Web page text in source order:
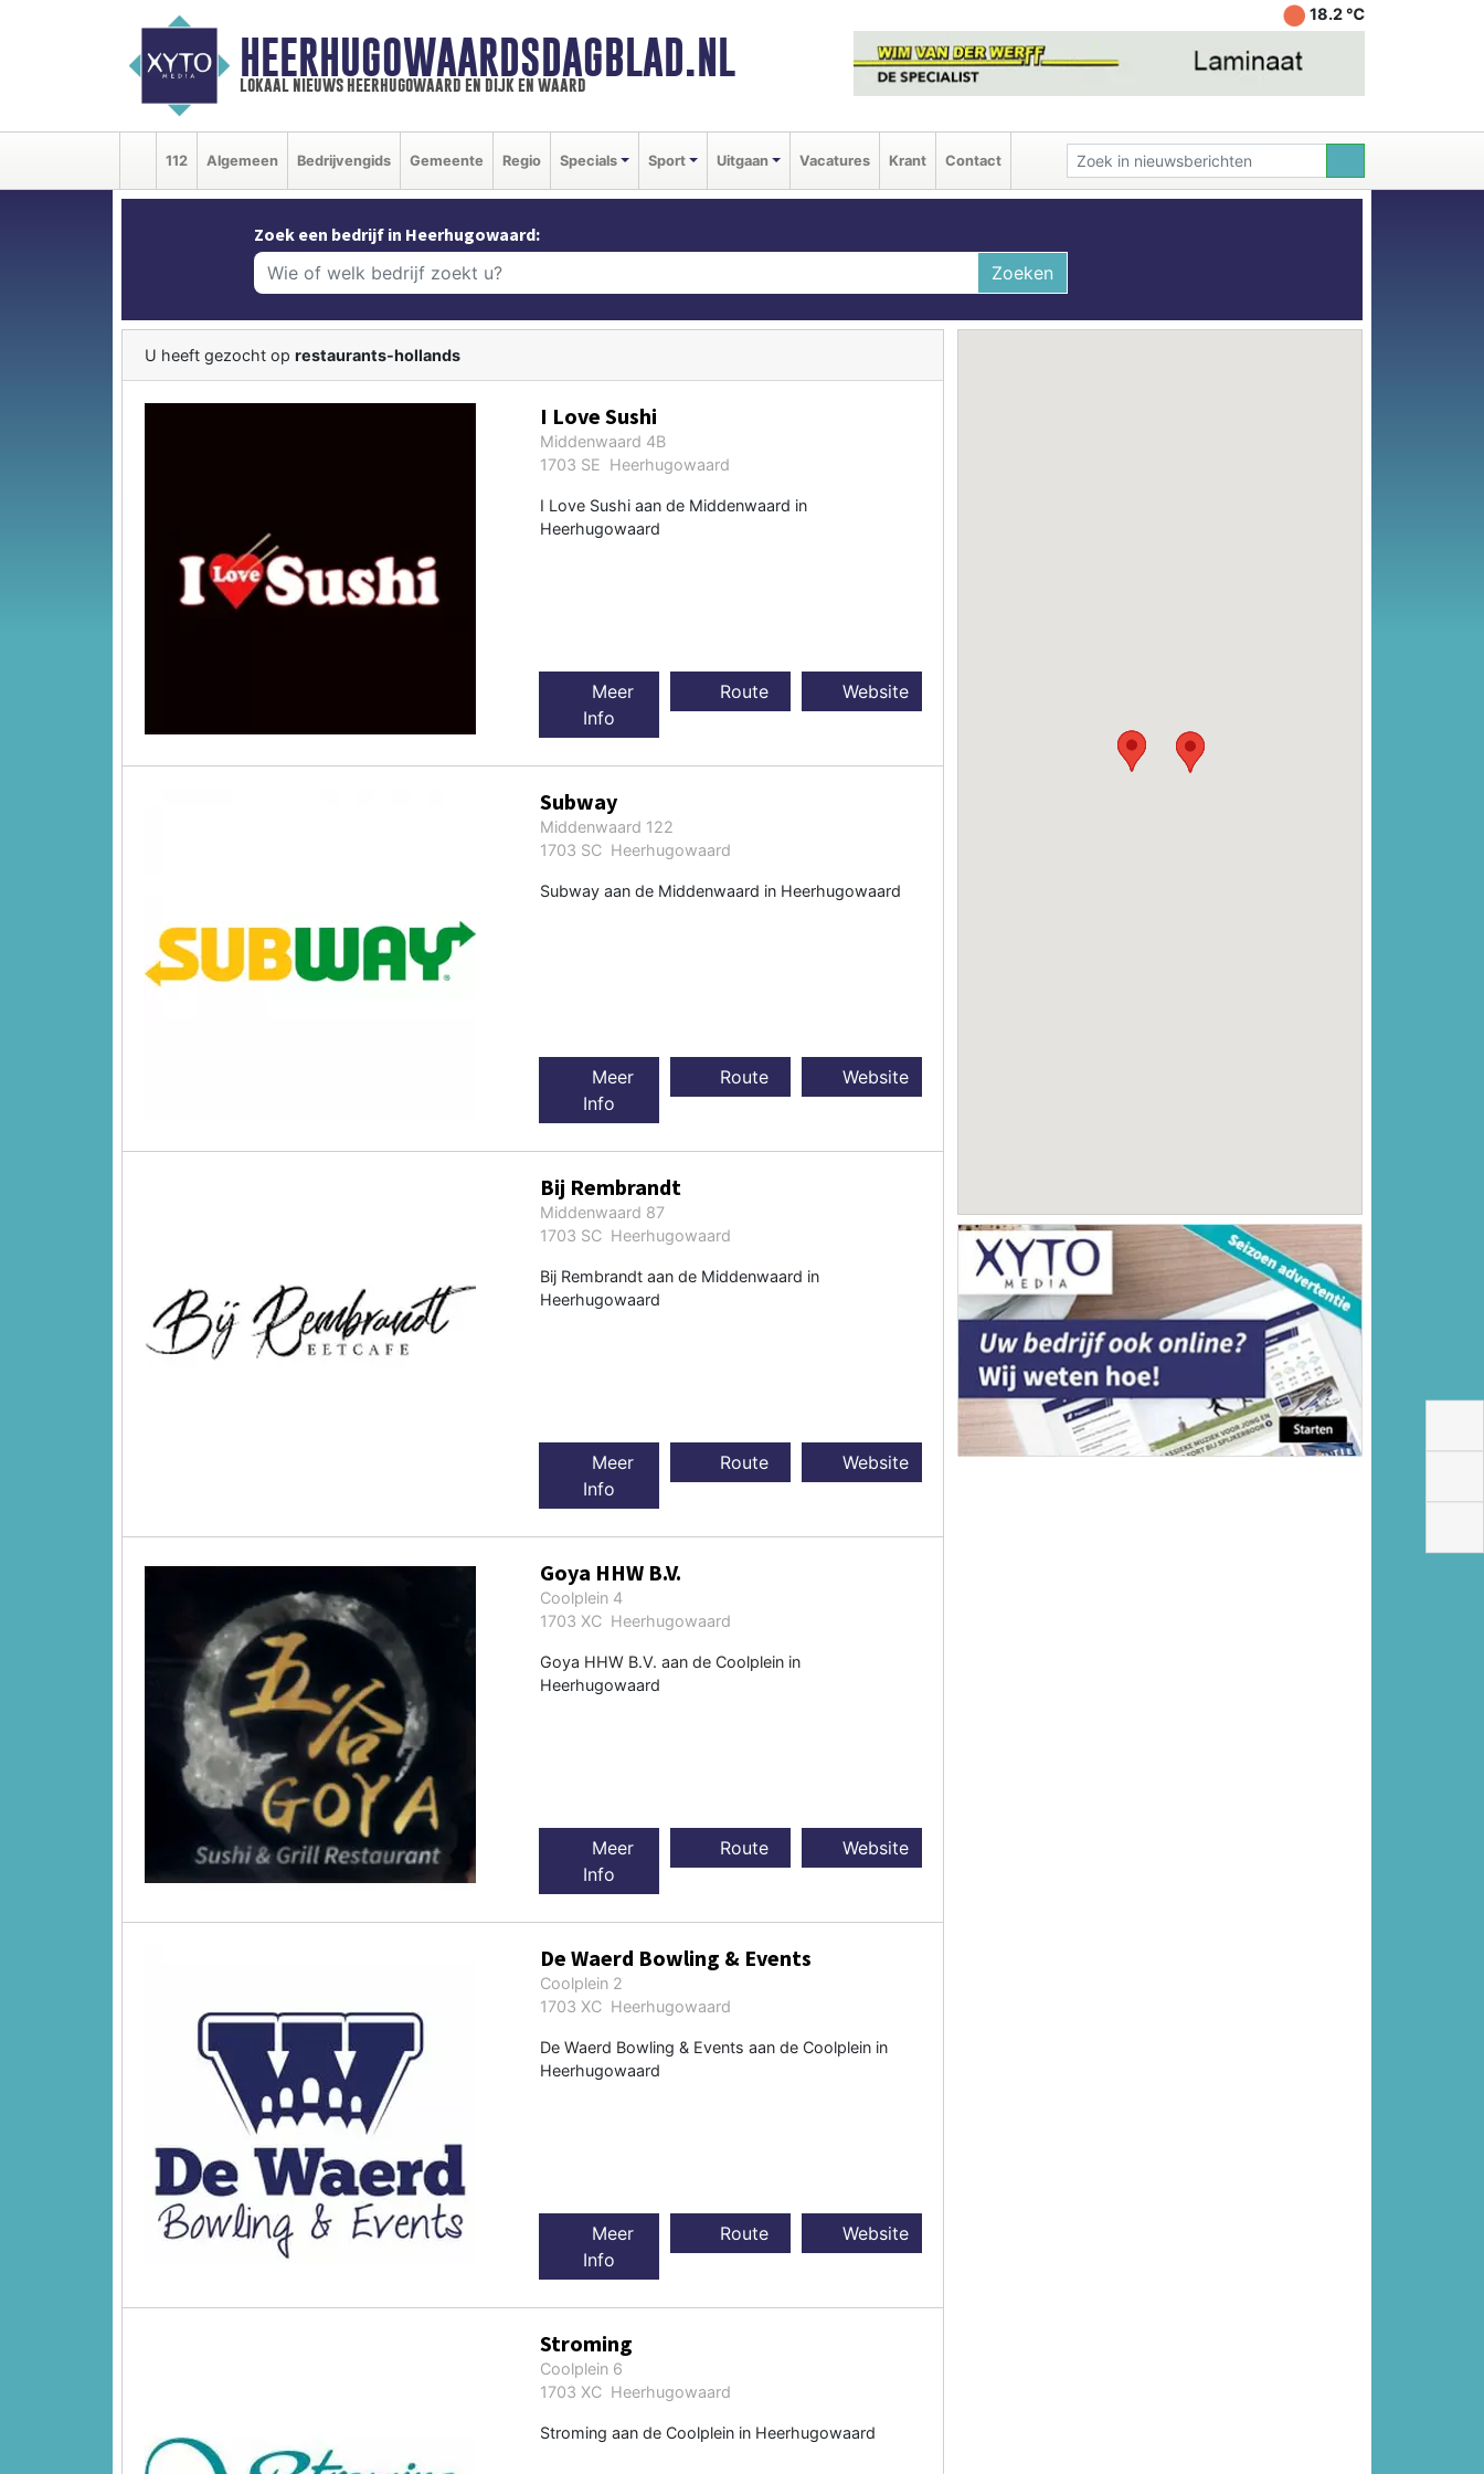
HEERHUGOWAARDSDAGBLAD.NL
lokaal nieuws heerhugowaard en dijk en waard
18.2 ℃
112 Algemeen Bedrijvengids Gemeente Regio Specials Sport Uitgaan Vacatures Krant Contact
Zoek een bedrijf in Heerhugowaard:
Zoeken
U heeft gezocht op restaurants-hollands
I Love Sushi
Middenwaard 4B
1703 SE Heerhugowaard
I Love Sushi aan de Middenwaard in
Heerhugowaard
Meer
Info
Route Website
Subway
Middenwaard 122
1703 SC Heerhugowaard
Subway aan de Middenwaard in Heerhugowaard
Meer
Info
Route Website
Bij Rembrandt
Middenwaard 87
1703 SC Heerhugowaard
Bij Rembrandt aan de Middenwaard in
Heerhugowaard
Meer
Info
Route Website
Goya HHW B.V.
Coolplein 4
1703 XC Heerhugowaard
Goya HHW B.V. aan de Coolplein in
Heerhugowaard
Meer
Info
Route Website
De Waerd Bowling & Events
Coolplein 2
1703 XC Heerhugowaard
De Waerd Bowling & Events aan de Coolplein in
Heerhugowaard
Meer
Info
Route Website
Stroming
Coolplein 6
1703 XC Heerhugowaard
Stroming aan de Coolplein in Heerhugowaard